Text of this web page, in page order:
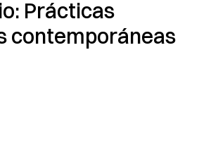
Prácticas
contemporáneas